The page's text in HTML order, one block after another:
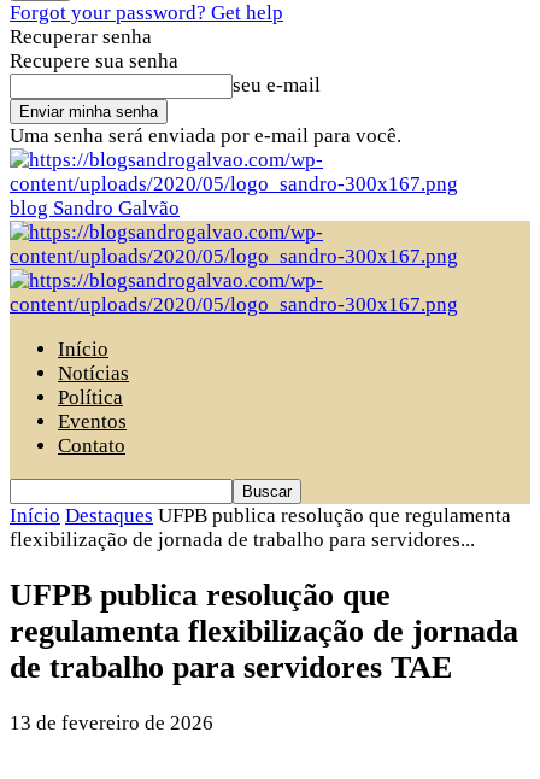
Forgot your password? Get help
Recuperar senha
Recupere sua senha
seu e-mail
Uma senha será enviada por e-mail para você.
blog Sandro Galvão
Início
Notícias
Política
Eventos
Contato
Início Destaques UFPB publica resolução que regulamenta
flexibilização de jornada de trabalho para servidores...
UFPB publica resolução que
regulamenta flexibilização de jornada
de trabalho para servidores TAE
13 de fevereiro de 2026